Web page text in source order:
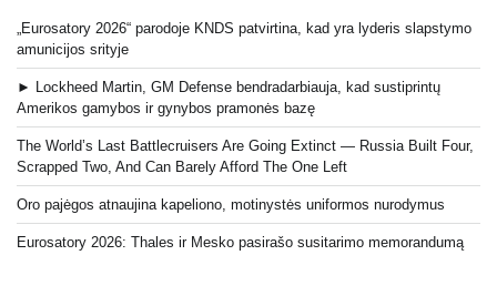
„Eurosatory 2026“ parodoje KNDS patvirtina, kad yra lyderis slapstymo
amunicijos srityje
► Lockheed Martin, GM Defense bendradarbiauja, kad sustiprintų
Amerikos gamybos ir gynybos pramonės bazę
The World’s Last Battlecruisers Are Going Extinct — Russia Built Four,
Scrapped Two, And Can Barely Afford The One Left
Oro pajėgos atnaujina kapeliono, motinystės uniformos nurodymus
Eurosatory 2026: Thales ir Mesko pasirašo susitarimo memorandumą